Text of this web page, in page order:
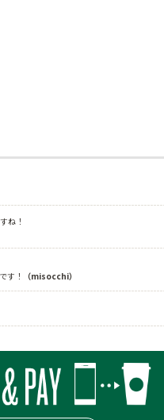
ね！
す！
（misocchi）